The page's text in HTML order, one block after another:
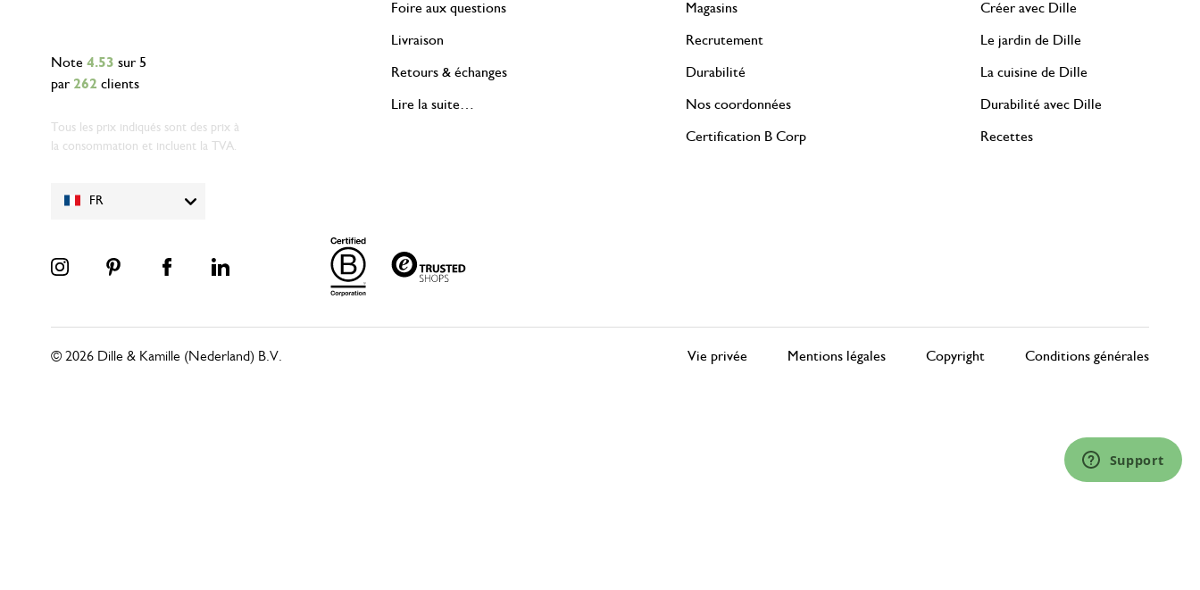
FR
Note 4.53 sur 5
par 262 clients
Tous les prix indiqués sont des prix à
la consommation et incluent la TVA.
Foire aux questions
Livraison
Retours & échanges
Lire la suite…
Magasins
Recrutement
Durabilité
Nos coordonnées
Certification B Corp
Créer avec Dille
Le jardin de Dille
La cuisine de Dille
Durabilité avec Dille
Recettes
Vie privée Mentions légales Copyright Conditions générales
© 2026 Dille & Kamille (Nederland) B.V.
Support